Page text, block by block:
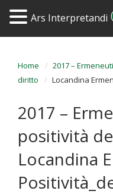
Home
2017 –
diritto
Locandina
2017 –
positività
Locandina
Ars Interpretandi